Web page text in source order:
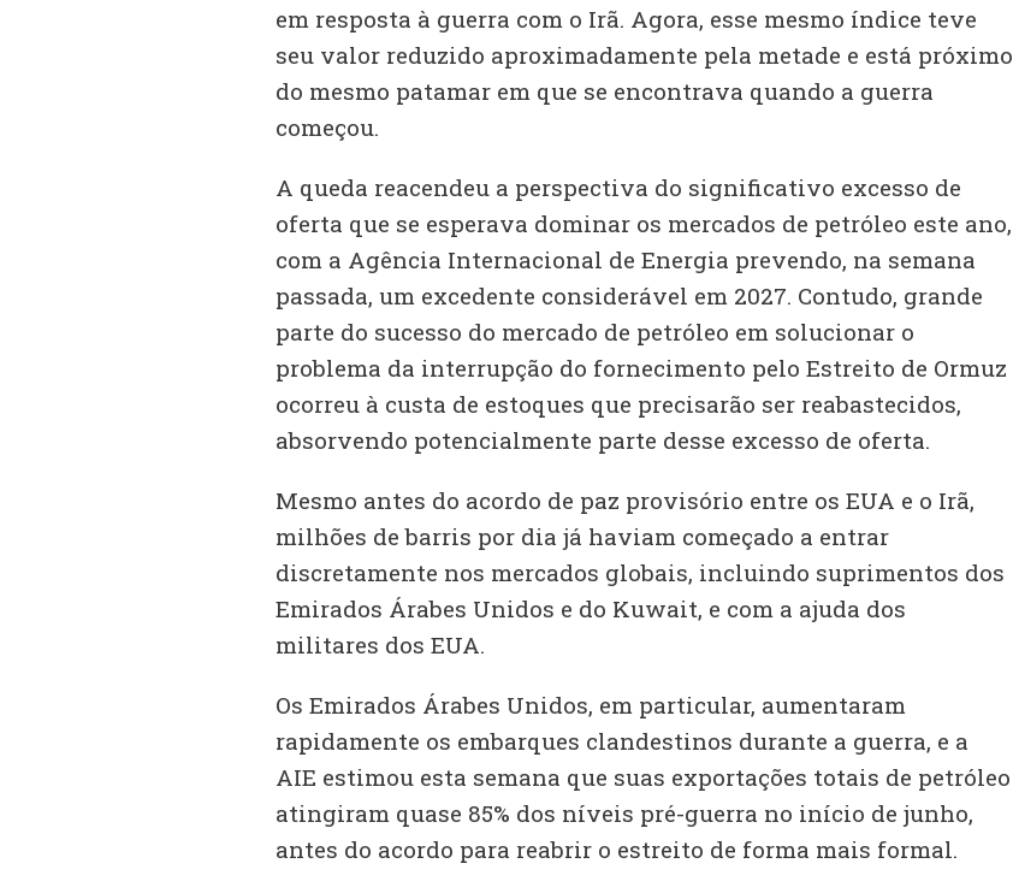
em resposta à guerra com o Irã. Agora, esse mesmo índice teve
seu valor reduzido aproximadamente pela metade e está próximo
do mesmo patamar em que se encontrava quando a guerra
começou.
A queda reacendeu a perspectiva do significativo excesso de
oferta que se esperava dominar os mercados de petróleo este ano,
com a Agência Internacional de Energia prevendo, na semana
passada, um excedente considerável em 2027. Contudo, grande
parte do sucesso do mercado de petróleo em solucionar o
problema da interrupção do fornecimento pelo Estreito de Ormuz
ocorreu à custa de estoques que precisarão ser reabastecidos,
absorvendo potencialmente parte desse excesso de oferta.
Mesmo antes do acordo de paz provisório entre os EUA e o Irã,
milhões de barris por dia já haviam começado a entrar
discretamente nos mercados globais, incluindo suprimentos dos
Emirados Árabes Unidos e do Kuwait, e com a ajuda dos
militares dos EUA.
Os Emirados Árabes Unidos, em particular, aumentaram
rapidamente os embarques clandestinos durante a guerra, e a
AIE estimou esta semana que suas exportações totais de petróleo
atingiram quase 85% dos níveis pré-guerra no início de junho,
antes do acordo para reabrir o estreito de forma mais formal.